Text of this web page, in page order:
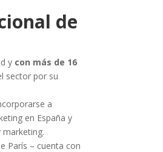
de
y con más de 16
sector por su
a
en España y
París – cuenta con